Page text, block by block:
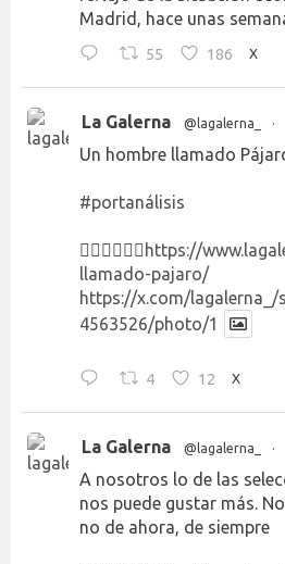
Madrid, hace unas
55 186 X
La Galerna @lagalerna_ ·
Un hombre llamado
#portanálisis
👉🏻👉🏻👉🏻 https://
llamado-pajaro/
https://x.com/
4563526/photo/1
4 12 X
La Galerna @lagalerna_ ·
A nosotros lo de las
nos puede gustar más.
no de ahora, de siempre